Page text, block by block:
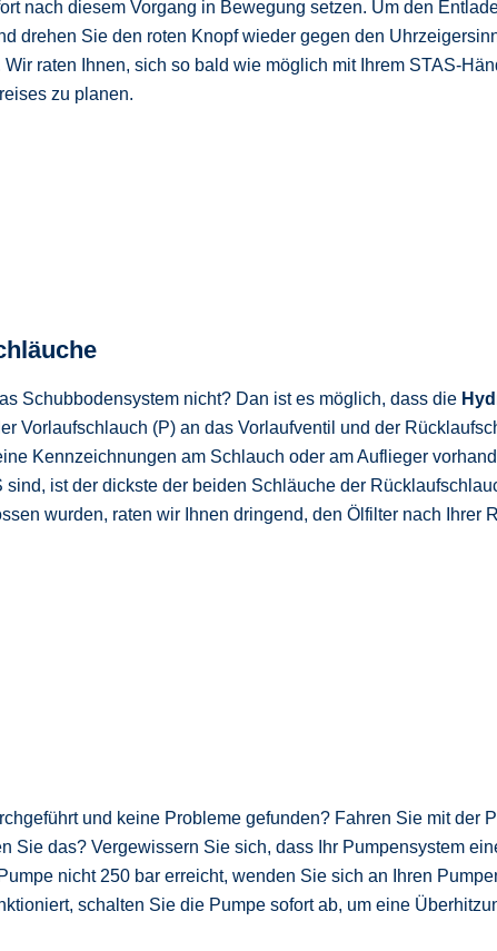
nach diesem Vorgang in Bewegung setzen. Um den
drehen Sie den roten Knopf wieder gegen den
raten Ihnen, sich so bald wie möglich mit Ihrem STAS-
zu planen.
Schubbodensystem nicht? Dan ist es möglich, dass die
Vorlaufschlauch (P) an das Vorlaufventil und der
Kennzeichnungen am Schlauch oder am Auflieger
ist der dickste der beiden Schläuche der
wurden, raten wir Ihnen dringend, den Ölfilter nach Ihrer
und keine Probleme gefunden? Fahren Sie mit der
Sie das? Vergewissern Sie sich, dass Ihr Pumpensystem
nicht 250 bar erreicht, wenden Sie sich an Ihren
schalten Sie die Pumpe sofort ab, um eine